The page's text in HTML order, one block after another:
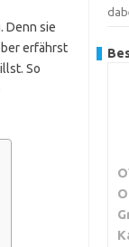
Denn sie
erfährst
So